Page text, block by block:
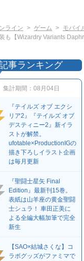
ライン ゲーム モバイ
も【Wizardry Variants
事ランキング
集計期間： 08月04日
『テイルズ オブ エクシ
リア2』『テイルズ オブ
デスティニー2』新イラ
ストが解禁。
ufotable×ProductionIGの
描き下ろしイラスト企画
は毎月更新
『聖闘士星矢 Final
Edition』最新刊15巻。
表紙は山羊座の黄金聖闘
士シュラ！ 車田正美に
よる全編大幅加筆で完全
新生
【SAO×結城さくな】コ
ラボグッズがファミマで